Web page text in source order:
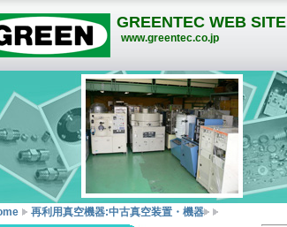
GREENTEC WEB SITE
www.greentec.co.jp
再利用真空機器:中古真空装置・機器